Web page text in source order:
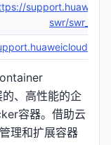
swr/
、高性能的企
容器。借助云
理和扩展容器